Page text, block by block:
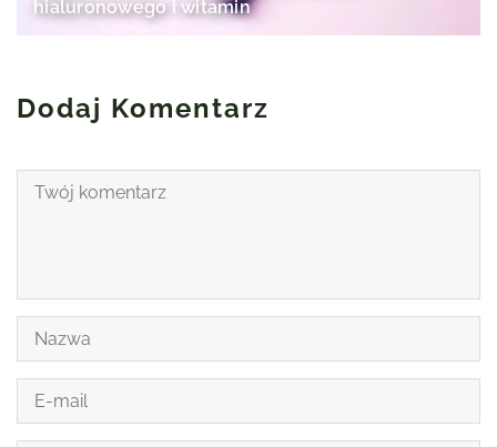
hialuronowego i witamin
Dodaj Komentarz